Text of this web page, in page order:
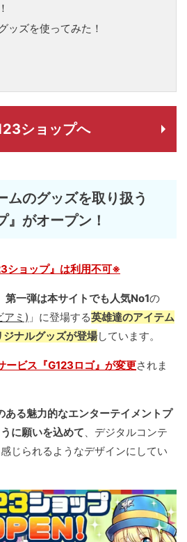
ッズを使ってみた！
ショップへ
ムのグッズを取り扱う
』がオープン！
ショップ』は利用不可※
第一弾は本サイトでも人気No1の
アミ) 」に登場する英雄達のアイテム
ナルグッズが登場しています。
ビス『G123ロゴ』が変更されま
ある魅力的なエンターテイメントプ
に願いを込めて、デジタルコンテ
じられるようなデザインにしてい